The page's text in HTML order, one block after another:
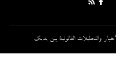
القانونية بين يديك